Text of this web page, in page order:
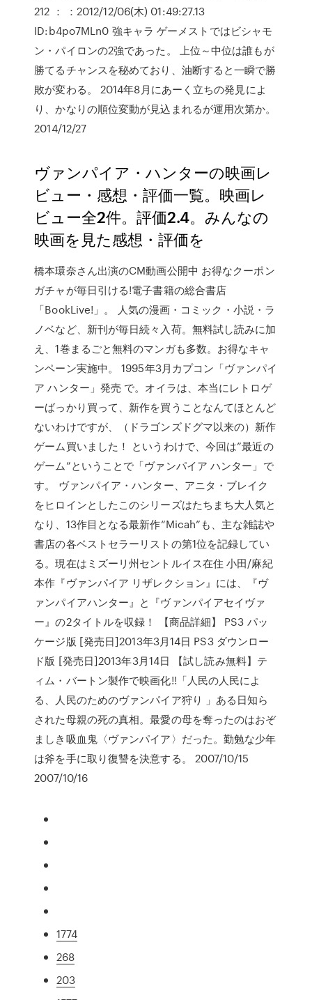
212 ： ：2012/12/06(木) 01:49:27.13
ID:b4po7MLn0 強キャラ ゲーメストではビシャモ
ン・パイロンの2強であった。 上位～中位は誰もが
勝てるチャンスを秘めており、油断すると一瞬で勝
敗が変わる。 2014年8月にあーく立ちの発見によ
り、かなりの順位変動が見込まれるが運用次第か。
2014/12/27
ヴァンパイア・ハンターの映画レ
ビュー・感想・評価一覧。映画レ
ビュー全2件。評価2.4。みんなの
映画を見た感想・評価を
橋本環奈さん出演のCM動画公開中 お得なクーポン
ガチャが毎日引ける!電子書籍の総合書店
「BookLive!」。 人気の漫画・コミック・小説・ラ
ノベなど、新刊が毎日続々入荷。無料試し読みに加
え、1巻まるごと無料のマンガも多数。お得なキャ
ンペーン実施中。 1995年3月カプコン「ヴァンパイ
ア ハンター」発売 で。オイラは、本当にレトロゲ
ーばっかり買って、新作を買うことなんてほとんど
ないわけですが、（ドラゴンズドグマ以来の）新作
ゲーム買いました！ というわけで、今回は”最近の
ゲーム”ということで「ヴァンパイア ハンター」で
す。 ヴァンパイア・ハンター、アニタ・ブレイク
をヒロインとしたこのシリーズはたちまち大人気と
なり、13作目となる最新作“Micah”も、主な雑誌や
書店の各ベストセラーリストの第1位を記録してい
る。現在はミズーリ州セントルイス在住 小田/麻紀
本作『ヴァンパイア リザレクション』には、『ヴ
ァンパイアハンター』と『ヴァンパイアセイヴァ
ー』の2タイトルを収録！ 【商品詳細】 PS3 パッ
ケージ版 [発売日]2013年3月14日 PS3 ダウンロー
ド版 [発売日]2013年3月14日 【試し読み無料】テ
ィム・バートン製作で映画化!!「人民の人民によ
る、人民のためのヴァンパイア狩り 」ある日知ら
された母親の死の真相。最愛の母を奪ったのはおぞ
ましき吸血鬼〈ヴァンパイア〉だった。勤勉な少年
は斧を手に取り復讐を決意する。 2007/10/15
2007/10/16
1774
268
203